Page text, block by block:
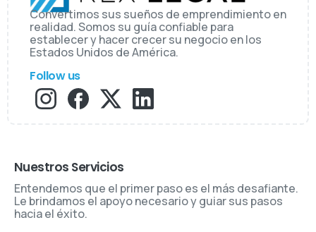
Convertimos sus sueños de emprendimiento en
realidad. Somos su guía confiable para
establecer y hacer crecer su negocio en los
Estados Unidos de América.
Follow us
Nuestros Servicios
Entendemos que el primer paso es el más desafiante.
Le brindamos el apoyo necesario y guiar sus pasos
hacia el éxito.